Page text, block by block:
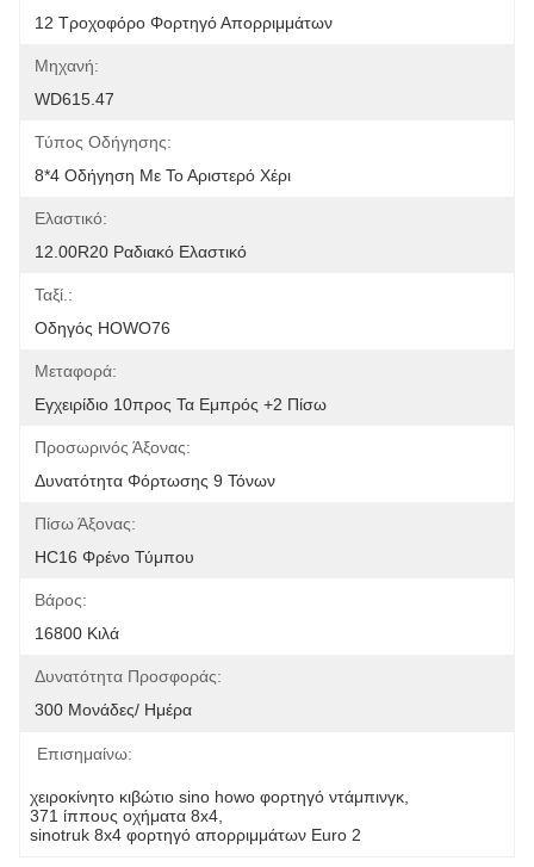
12 Τροχοφόρο Φορτηγό Απορριμμάτων
Μηχανή:
WD615.47
Τύπος Οδήγησης:
8*4 Οδήγηση Με Το Αριστερό Χέρι
Ελαστικό:
12.00R20 Ραδιακό Ελαστικό
Ταξί.:
Οδηγός HOWO76
Μεταφορά:
Εγχειρίδιο 10προς Τα Εμπρός +2 Πίσω
Προσωρινός Άξονας:
Δυνατότητα Φόρτωσης 9 Τόνων
Πίσω Άξονας:
HC16 Φρένο Τύμπου
Βάρος:
16800 Κιλά
Δυνατότητα Προσφοράς:
300 Μονάδες/ Ημέρα
Επισημαίνω:
χειροκίνητο κιβώτιο sino howo φορτηγό ντάμπινγκ
371 ίππους οχήματα 8x4
sinotruk 8x4 φορτηγό απορριμμάτων Euro 2